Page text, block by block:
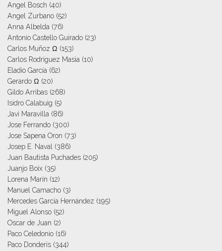
Angel Bosch (40)
Angel Zurbano (52)
Anna Albelda (76)
Antonio Castello Guirado (23)
Carlos Muñoz Ω (153)
Carlos Rodriguez Masia (10)
Eladio García (62)
Gerardo Ω (20)
Gildo Arribas (268)
Isidro Calabuig (5)
Javi Maravilla (86)
Jose Ferrando (300)
Jose Sapena Oron (73)
Josep E. Naval
(386)
Juan Bautista Puchades (205)
Juanjo Boix (35)
Lorena Marín (12)
Manuel Camacho (3)
Mercedes García Hernández (195)
Miguel Alonso (52)
Oscar de Juan (2)
Paco Celedonio (16)
Paco Donderis (344)